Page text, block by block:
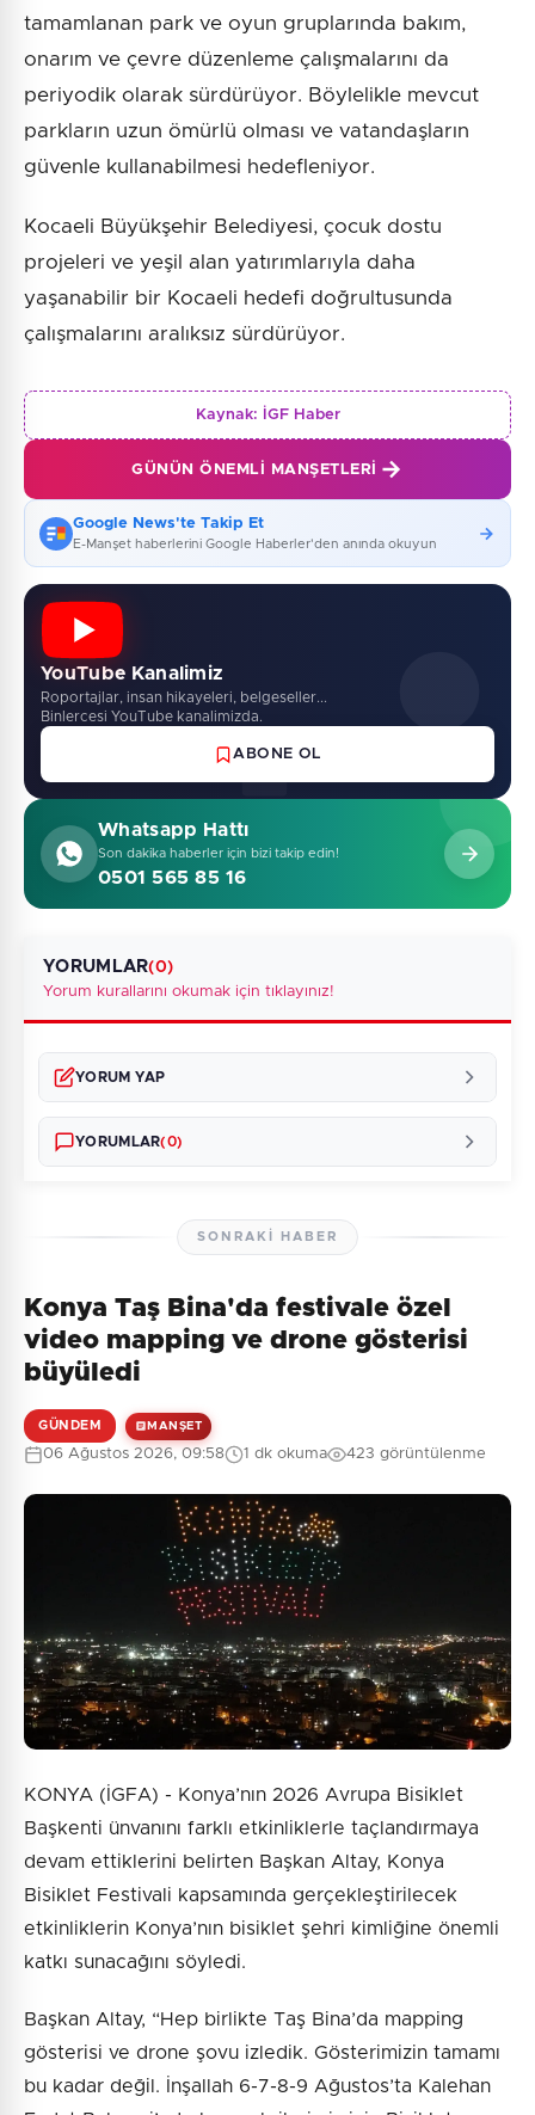
tamamlanan park ve oyun gruplarında bakım,
onarım ve çevre düzenleme çalışmalarını da
periyodik olarak sürdürüyor. Böylelikle mevcut
parkların uzun ömürlü olması ve vatandaşların
güvenle kullanabilmesi hedefleniyor.
Kocaeli Büyükşehir Belediyesi, çocuk dostu
projeleri ve yeşil alan yatırımlarıyla daha
yaşanabilir bir Kocaeli hedefi doğrultusunda
çalışmalarını aralıksız sürdürüyor.
Kaynak: İGF Haber
GÜNÜN ÖNEMLI MANŞETLERI
Google News'te Takip Et
E-Manşet haberlerini Google Haberler'den anında okuyun
YouTube Kanalimiz
Roportajlar, insan hikayeleri, belgeseller...
Binlercesi YouTube kanalimizda.
ABONE OL
Whatsapp Hattı
Son dakika haberler için bizi takip edin!
0501 565 85 16
YORUMLAR(0)
Yorum kurallarını okumak için tıklayınız!
YORUM YAP
Güvenlik Sorusu:
6 + 9 = ?
Gönder
YORUMLAR(0)
Henüz yorum yapılmamış. İlk yorumu siz yapın!
SONRAKI HABER
Konya Taş Bina'da festivale özel
video mapping ve drone gösterisi
büyüledi
GÜNDEM MANŞET
06 Ağustos 2026, 09:58 1 dk okuma 423 görüntülenme
KONYA (İGFA) - Konya’nın 2026 Avrupa Bisiklet
Başkenti ünvanını farklı etkinliklerle taçlandırmaya
devam ettiklerini belirten Başkan Altay, Konya
Bisiklet Festivali kapsamında gerçekleştirilecek
etkinliklerin Konya’nın bisiklet şehri kimliğine önemli
katkı sunacağını söyledi.
Başkan Altay, “Hep birlikte Taş Bina’da mapping
gösterisi ve drone şovu izledik. Gösterimizin tamamı
bu kadar değil. İnşallah 6-7-8-9 Ağustos’ta Kalehan